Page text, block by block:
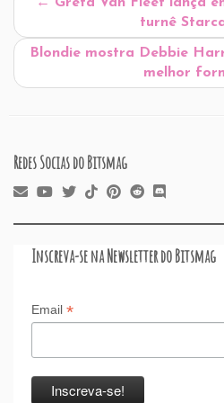
o
k
p
p
ss
turnê
Blondie mostra Debbie
melhor
Redes Socias do Bitsmag
Inscreva-se na Newsletter do Bitsmag
Email *